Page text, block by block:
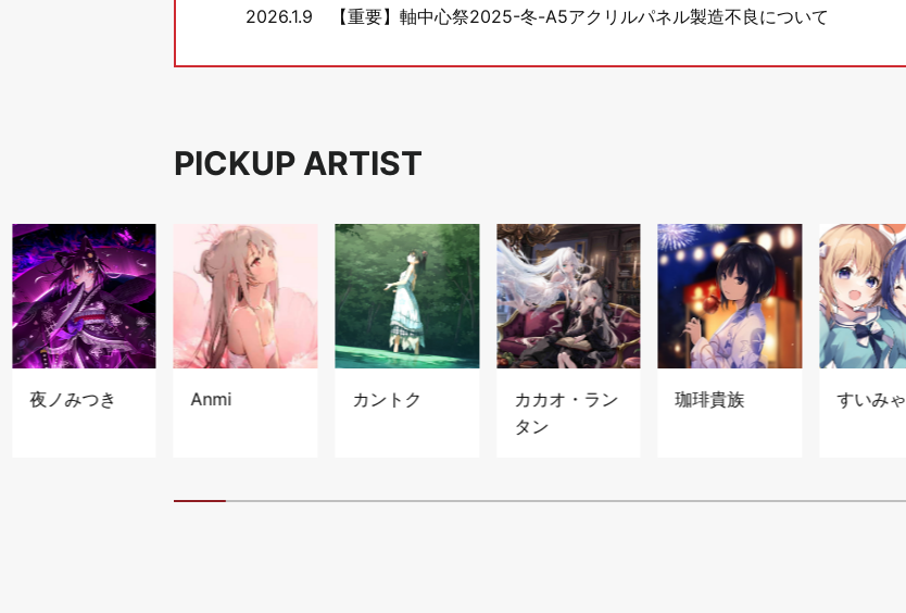
2026.1.9 【重要】軸中心祭2025-冬-A5アクリルパネル製造不良について
PICKUP ARTIST
夜ノみつき Anmi カントク
カカオ・ラン
タン
珈琲貴族 すいみゃ